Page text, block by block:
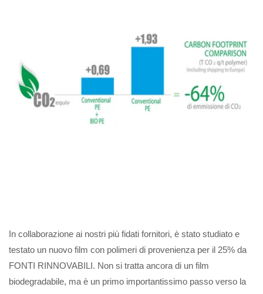
In collaborazione ai nostri più fidati fornitori, è stato studiato e
testato un nuovo film con polimeri di provenienza per il 25% da
FONTI RINNOVABILI. Non si tratta ancora di un film
biodegradabile, ma è un primo importantissimo passo verso la